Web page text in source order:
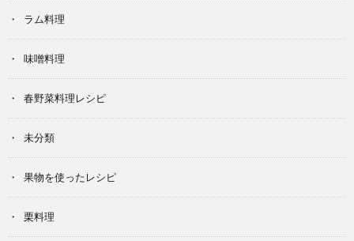
ラム料理
味噌料理
春野菜料理レシピ
未分類
果物を使ったレシピ
栗料理